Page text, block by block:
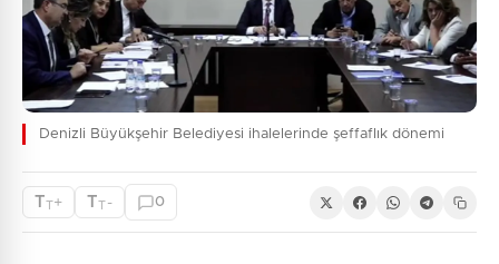
Denizli Büyükşehir Belediyesi ihalelerinde şeffaflık dönemi
TT+ TT - 0